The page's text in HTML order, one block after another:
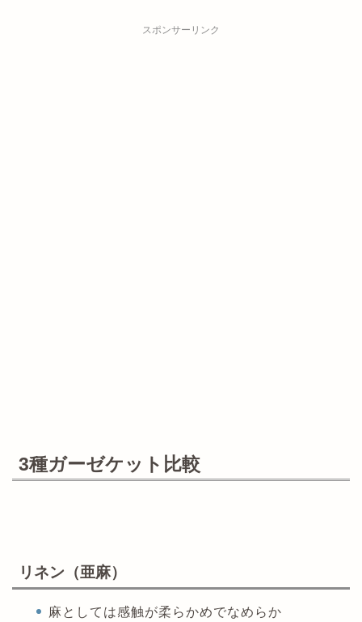
スポンサーリンク
3種ガーゼケット比較
リネン（亜麻）
麻としては感触が柔らかめでなめらか